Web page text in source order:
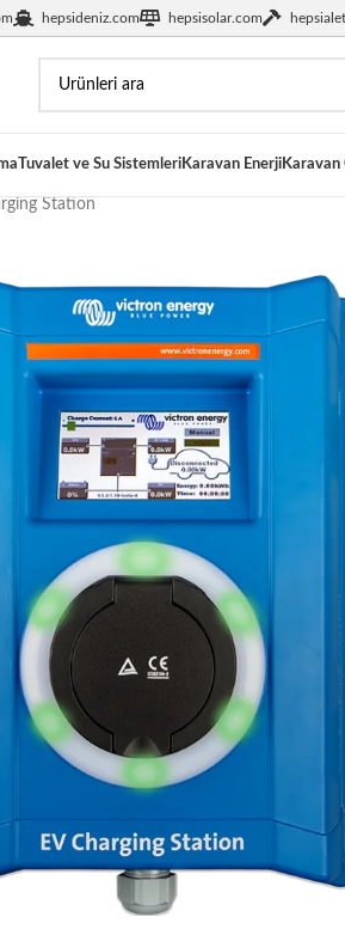
hepsideniz.com hepsisolar.com
Tuvalet ve Su SistemleriKaravan EnerjiKaravan
Station